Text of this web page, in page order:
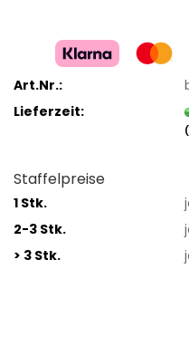
Art.Nr.:
Lieferzeit:
Staffelpreise
1 Stk.
2-3 Stk.
> 3 Stk.